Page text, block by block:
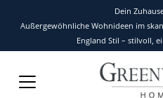
Dein
Außergewöhnliche Wohnideen im
England Stil – stilvoll,